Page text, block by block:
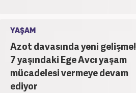
YAŞAM
Azot davasında yeni gelişme!
7 yaşındaki Ege Avcı yaşam
mücadelesi vermeye devam
ediyor